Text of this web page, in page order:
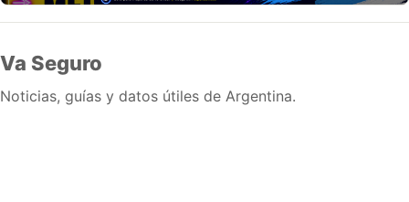
Va Seguro
Noticias, guías y datos útiles de Argentina.